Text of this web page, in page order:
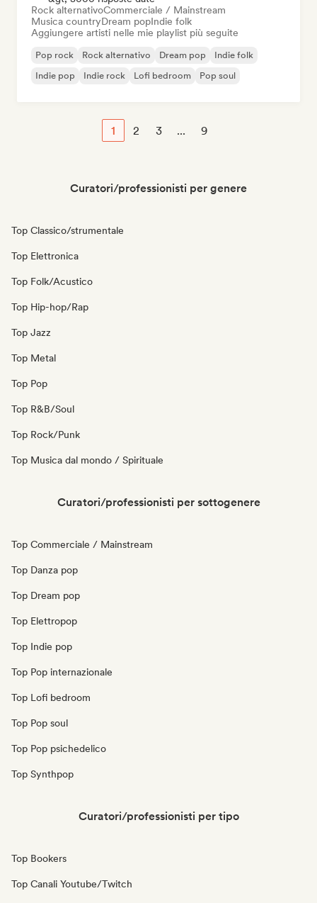
Rock alternativoCommerciale / Mainstream
Musica countryDream popIndie folk
Aggiungere artisti nelle mie playlist più seguite
Pop rock Rock alternativo Dream pop
Indie folk
Indie pop
Indie rock Lofi bedroom Pop soul
1 2 3 ... 9
Curatori/professionisti per genere
Top Classico/strumentale
Top Elettronica
Top Folk/Acustico
Top Hip-hop/Rap
Top Jazz
Top Metal
Top Pop
Top R&B/Soul
Top Rock/Punk
Top Musica dal mondo / Spirituale
Curatori/professionisti per sottogenere
Top Commerciale / Mainstream
Top Danza pop
Top Dream pop
Top Elettropop
Top Indie pop
Top Pop internazionale
Top Lofi bedroom
Top Pop soul
Top Pop psichedelico
Top Synthpop
Curatori/professionisti per tipo
Top Bookers
Top Canali Youtube/Twitch